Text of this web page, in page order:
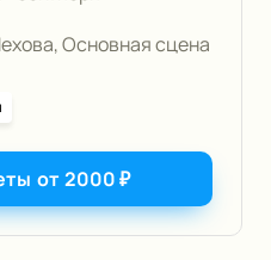
Основная сцена
от2000₽